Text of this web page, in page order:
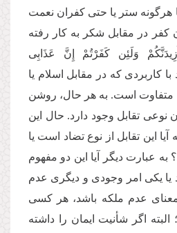
هرگونه ستر یا حتی کفران نعمت
کفر در مقابل شکر به کار رفته
وَلَئِن كَفَرْتُمْ إِنَّ عَذَابِی
با کاربردی که در مقابل اسلام یا
متفاوت است. به هر حال، روشن
نوعی تقابل وجود دارد. حال این
این تقابل از نوع تضاد است یا
به عبارت دیگر آیا این دو مفهوم
یا یکی امر وجودی و دیگری عدم
عدم ملکه باشد، هر کسی
البته اگر شأنیت ایمان را داشته